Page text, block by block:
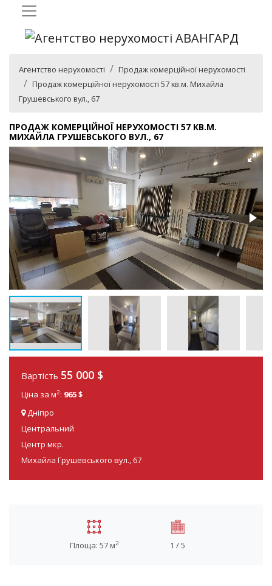
Агентство нерухомості
Продаж комерційної нерухомості
Продаж комерційної нерухомості 57 кв.м. Михайла
Грушевського вул., 67
ПРОДАЖ КОМЕРЦІЙНОЇ НЕРУХОМОСТІ 57 КВ.М.
МИХАЙЛА ГРУШЕВСЬКОГО ВУЛ., 67
Вартість 55 000 $
Ціна за м2: 965 $
Дніпро
Центральний
Центр мкр.
Михайла Грушевського вул., 67
Площа: 57 м2 1 / 5